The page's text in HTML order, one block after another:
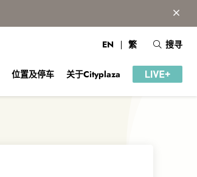
位置及停车 关于Cityplaza
EN 繁 搜寻